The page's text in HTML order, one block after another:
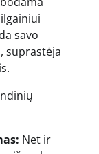
savo
suprastėja
Net ir